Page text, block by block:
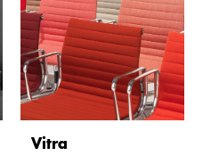
Vitra